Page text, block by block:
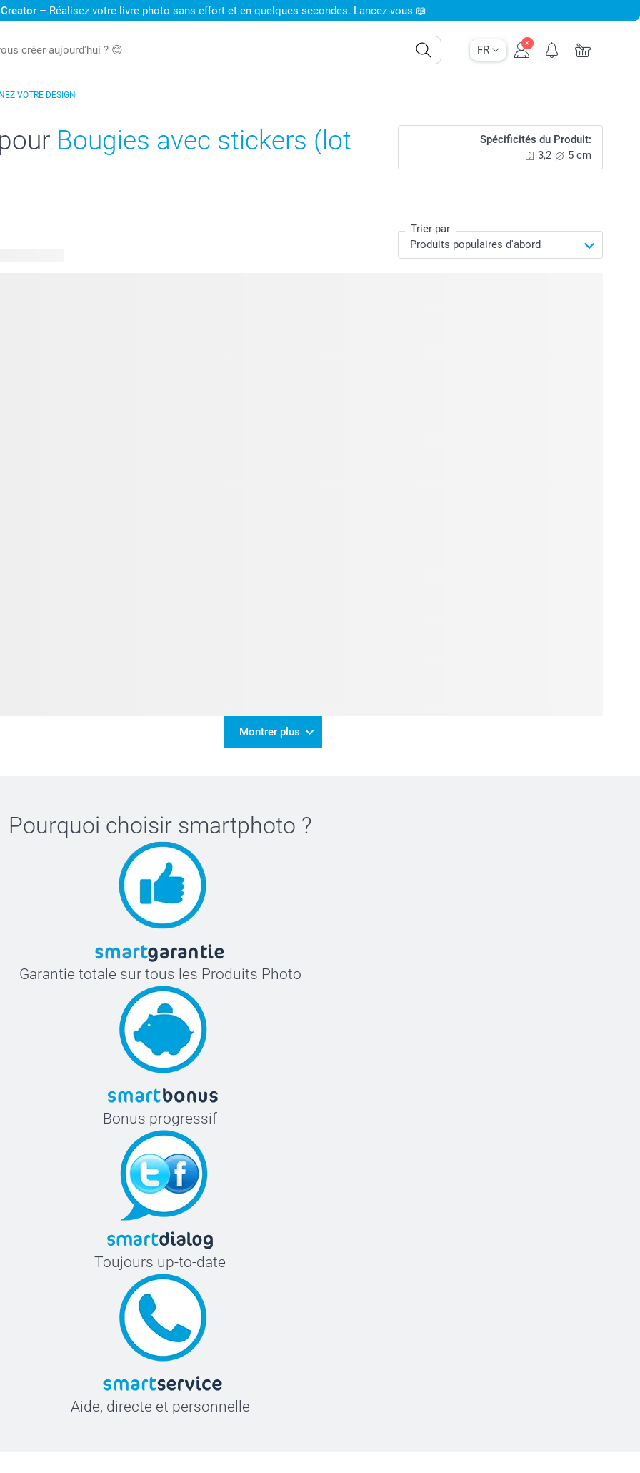
FR
– Réalisez votre livre photo sans effort et en quelques secondes. Lancez-vous 📖
VOTRE DESIGN
Bougies avec stickers (lot
Spécificités du Produit:
3,2
5 cm
Trier par
Montrer plus
Pourquoi choisir smartphoto ?
Garantie totale sur tous les Produits Photo
Bonus progressif
Toujours up-to-date
Aide, directe et personnelle